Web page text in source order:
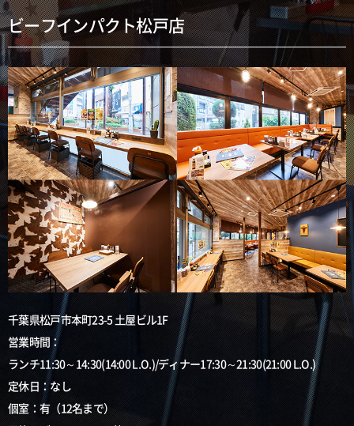
ビーフインパクト松戸店
千葉県松戸市本町23-5 土屋ビル1F
営業時間：
ランチ11:30～14:30(14:00 L.O.)/ディナー17:30～21:30(21:00 L.O.)
定休日：なし
個室：有（12名まで）